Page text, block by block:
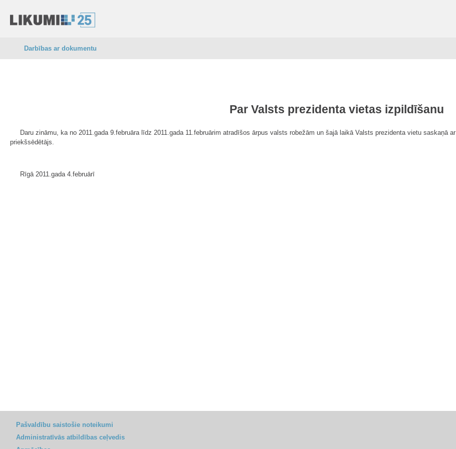
Darbības ar dokumentu
Par Valsts prezidenta vietas izpildīšanu
Daru zināmu, ka no 2011.gada 9.februāra līdz 2011.gada 11.februārim atradīšos ārpus valsts robežām un šajā laikā Valsts prezidenta vietu saskaņā ar
priekšsēdētājs.
Rīgā 2011.gada 4.februārī
Pašvaldību saistošie noteikumi
Administratīvās atbildības ceļvedis